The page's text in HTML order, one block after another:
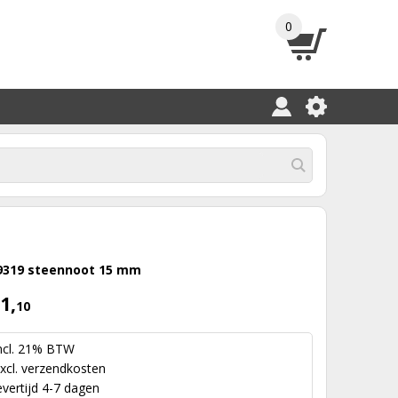
0
steennoot 15 mm
1,10
21% BTW
verzendkosten
4-7 dagen